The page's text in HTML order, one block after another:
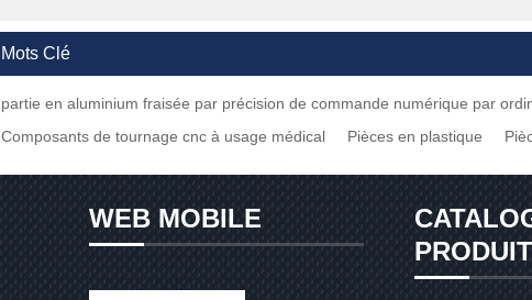
Mots Clé
partie en aluminium fraisée par précision de commande numérique par
Composants de tournage cnc à usage médical
Pièces en plastique
WEB MOBILE
PRODUIT